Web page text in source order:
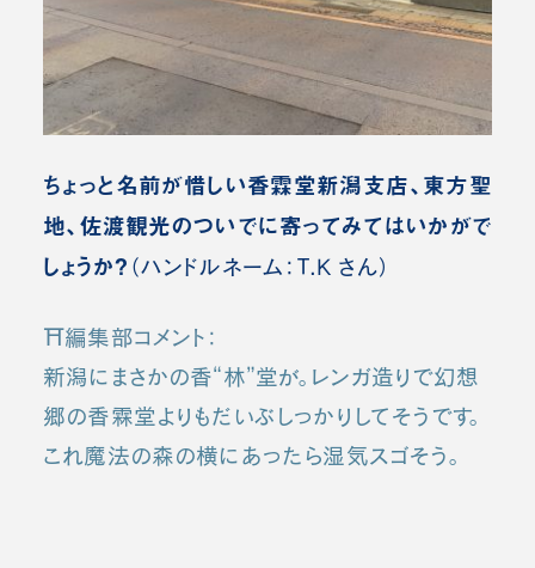
ちょっと名前が惜しい香霖堂新潟支店、東方聖
地、佐渡観光のついでに寄ってみてはいかがで
しょうか？ （ハンドルネーム：T.K さん）
⛩️編集部コメント：
新潟にまさかの香“林”堂が。レンガ造りで幻想
郷の香霖堂よりもだいぶしっかりしてそうです。
これ魔法の森の横にあったら湿気スゴそう。